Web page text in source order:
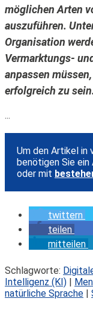
möglichen Arten
auszuführen.
Organisation
Vermarktungs-
anpassen
erfolgreich zu
...
Um den Artikel in
benötigen Sie
oder mit
twittern
teilen
mitteilen
Schlagworte:
Intelligenz (KI) |
natürliche Sprache |